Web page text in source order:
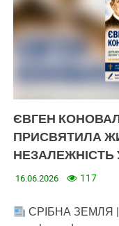
ЄВГЕН
ПРИСВЯТИЛА
НЕЗАЛЕЖНІСТЬ
16.06.2026 117
СРІБНА ЗЕМЛЯ |